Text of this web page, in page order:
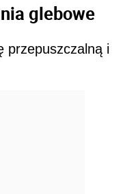
glebowe
przepuszczalną i